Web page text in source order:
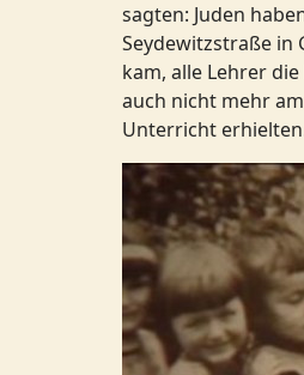
sagten: Juden
Seydewitzstraße in
kam, alle Lehrer
auch nicht mehr
Unterricht